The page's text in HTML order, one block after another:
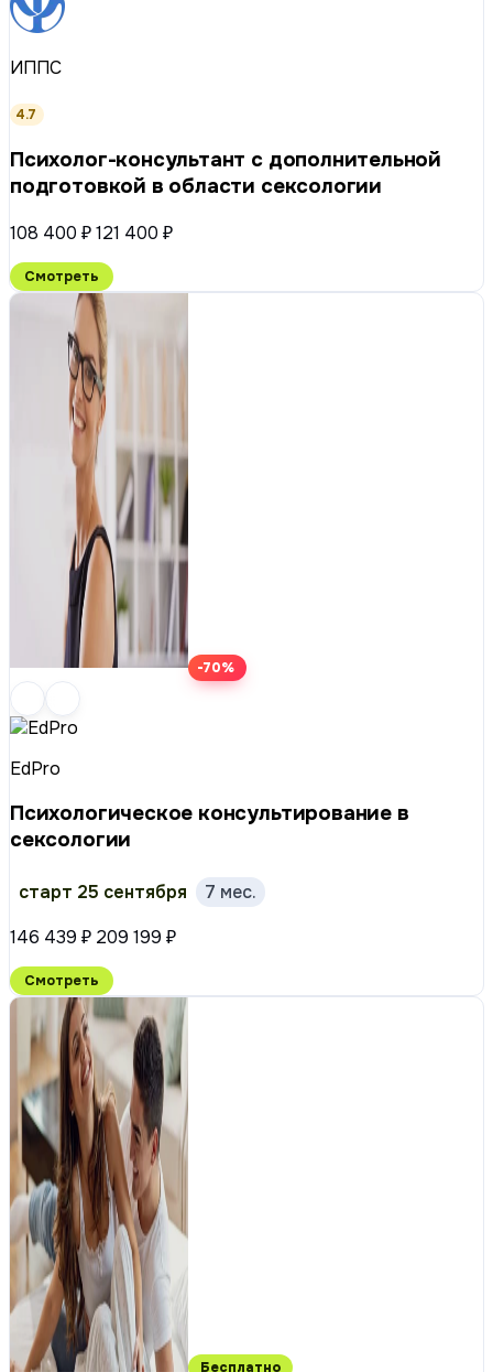
ИППС
4.7
Психолог-консультант с дополнительной
подготовкой в области сексологии
108 400 ₽121 400 ₽
Смотреть
-70%
EdPro
Психологическое консультирование в
сексологии
старт 25 сентября
7 мес.
146 439 ₽ 209 199 ₽
Смотреть
Бесплатно